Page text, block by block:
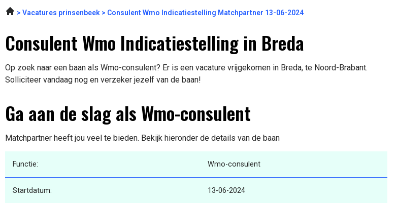
Vacatures prinsenbeek Consulent Wmo Indicatiestelling Matchpartner 13-06-2024
Consulent Wmo Indicatiestelling in Breda
Op zoek naar een baan als Wmo-consulent? Er is een vacature vrijgekomen in Breda, te Noord-Brabant.
Solliciteer vandaag nog en verzeker jezelf van de baan!
Ga aan de slag als Wmo-consulent
Matchpartner heeft jou veel te bieden. Bekijk hieronder de details van de baan
Functie: Wmo-consulent
Startdatum: 13-06-2024